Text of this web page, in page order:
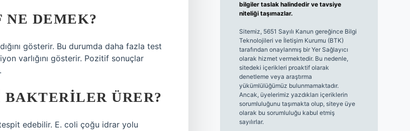
NE DEMEK?
gösterir. Bu durumda daha fazla test
varlığını gösterir. Pozitif sonuçlar
ÜRER?
edebilir. E. coli çoğu idrar yolu
bilgiler taslak halindedir ve tavsiye
niteliği taşımazlar.
Sitemiz, 5651 Sayılı Kanun gereğince Bilgi
Teknolojileri ve İletişim Kurumu (BTK)
tarafından onaylanmış bir Yer Sağlayıcı
olarak hizmet vermektedir. Bu nedenle,
sitedeki içerikleri proaktif olarak
denetleme veya araştırma
yükümlülüğümüz bulunmamaktadır.
Ancak, üyelerimiz yazdıkları içeriklerin
sorumluluğunu taşımakta olup, siteye üye
olarak bu sorumluluğu kabul etmiş
sayılırlar.